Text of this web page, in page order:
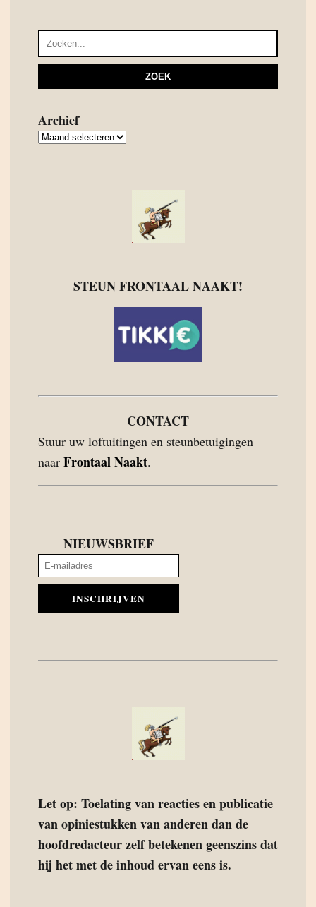
Archief
Archief
STEUN FRONTAAL NAAKT!
CONTACT
Stuur uw loftuitingen en steunbetuigingen
naar Frontaal Naakt.
NIEUWSBRIEF
INSCHRIJVEN
Let op: Toelating van reacties en publicatie
van opiniestukken van anderen dan de
hoofdredacteur zelf betekenen geenszins dat
hij het met de inhoud ervan eens is.